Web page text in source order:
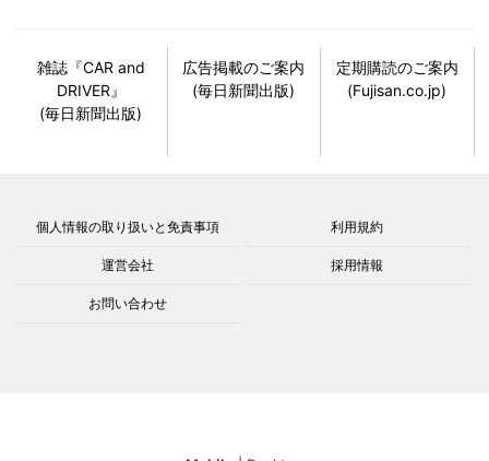
雑誌『CAR and
DRIVER』
(毎日新聞出版)
広告掲載のご案内
(毎日新聞出版)
定期購読のご案内
(Fujisan.co.jp)
個人情報の取り扱いと免責事項 利用規約
運営会社 採用情報
お問い合わせ